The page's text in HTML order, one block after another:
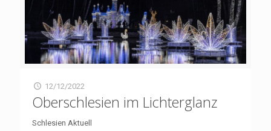
12/12/2022
Oberschlesien im Lichterglanz
Schlesien Aktuell